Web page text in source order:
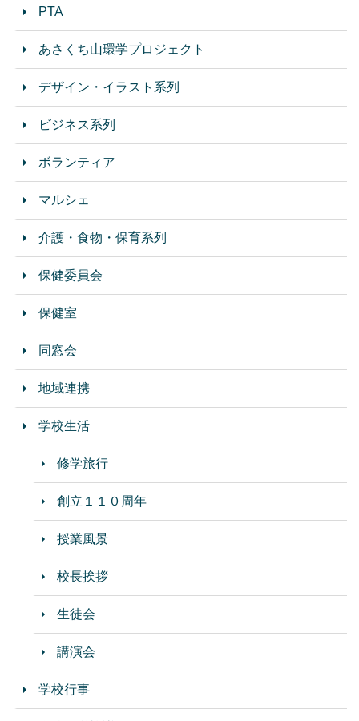
PTA
あさくち山環学プロジェクト
デザイン・イラスト系列
ビジネス系列
ボランティア
マルシェ
介護・食物・保育系列
保健委員会
保健室
同窓会
地域連携
学校生活
修学旅行
創立１１０周年
授業風景
校長挨拶
生徒会
講演会
学校行事